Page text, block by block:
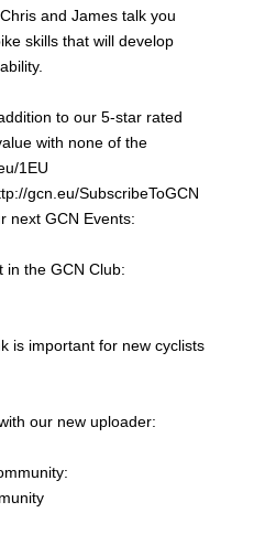
and James talk you
skills that will develop
to our 5-star rated
with none of the
1EU
gcn.eu/SubscribeToGCN
next GCN Events:
in the GCN Club:
is important for new cyclists
our new uploader: